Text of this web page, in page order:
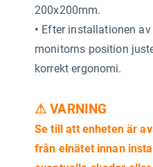
200x200mm.
• Efter installationen
monitorns position
korrekt ergonomi.
⚠ VARNING
Se till att enheten är
från elnätet innan